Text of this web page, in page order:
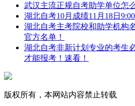
武汉主流正规自考助学单位怎
湖北自考10月成绩11月18日
湖北自考主考院校和助学机构
官方名单！
湖北自考非新计划专业的考生
才能报考！速看！
版权所有，本网站内容禁止转载